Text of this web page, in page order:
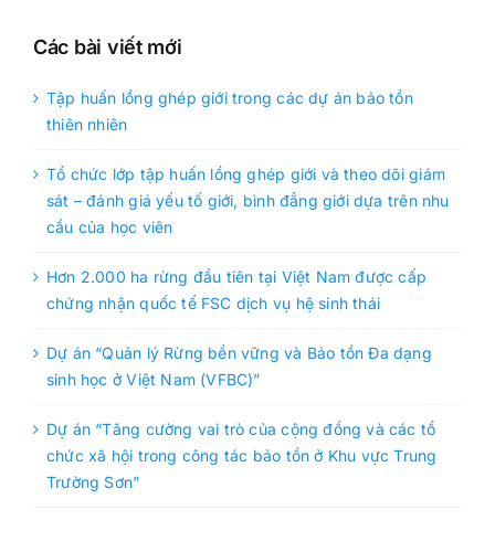
Các bài viết mới
Tập huấn lồng ghép giới trong các dự án bảo tồn
thiên nhiên
Tổ chức lớp tập huấn lồng ghép giới và theo dõi giám
sát – đánh giá yếu tố giới, bình đẳng giới dựa trên nhu
cầu của học viên
Hơn 2.000 ha rừng đầu tiên tại Việt Nam được cấp
chứng nhận quốc tế FSC dịch vụ hệ sinh thái
Dự án “Quản lý Rừng bền vững và Bảo tồn Đa dạng
sinh học ở Việt Nam (VFBC)”
Dự án “Tăng cường vai trò của cộng đồng và các tổ
chức xã hội trong công tác bảo tồn ở Khu vực Trung
Trường Sơn”